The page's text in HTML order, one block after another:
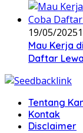
19/05/2025
Mau Kerja
Daftar
Tentang
Kontak
Disclaimer